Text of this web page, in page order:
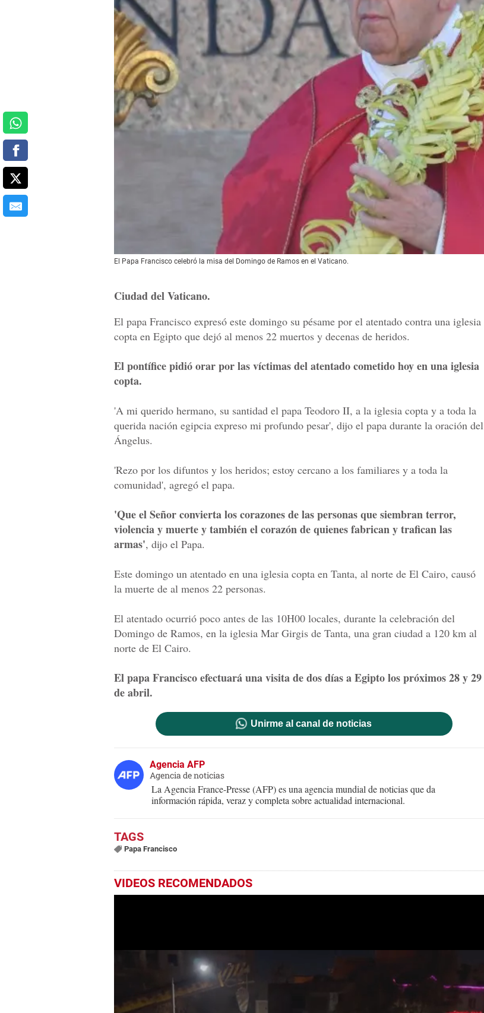
El Papa Francisco celebró la misa del Domingo de Ramos en el Vaticano.
Ciudad del Vaticano.
El papa Francisco expresó este domingo su pésame por el atentado contra una iglesia
copta en Egipto que dejó al menos 22 muertos y decenas de heridos.
El pontífice pidió orar por las víctimas del atentado cometido hoy en una iglesia
copta.
'A mi querido hermano, su santidad el papa Teodoro II, a la iglesia copta y a toda la
querida nación egipcia expreso mi profundo pesar', dijo el papa durante la oración del
Ángelus.
'Rezo por los difuntos y los heridos; estoy cercano a los familiares y a toda la
comunidad', agregó el papa.
'Que el Señor convierta los corazones de las personas que siembran terror,
violencia y muerte y también el corazón de quienes fabrican y trafican las
armas', dijo el Papa.
Este domingo un atentado en una iglesia copta en Tanta, al norte de El Cairo, causó
la muerte de al menos 22 personas.
El atentado ocurrió poco antes de las 10H00 locales, durante la celebración del
Domingo de Ramos, en la iglesia Mar Girgis de Tanta, una gran ciudad a 120 km al
norte de El Cairo.
El papa Francisco efectuará una visita de dos días a Egipto los próximos 28 y 29
de abril.
Unirme al canal de noticias
Agencia AFP
Agencia de noticias
La Agencia France-Presse (AFP) es una agencia mundial de noticias que da
información rápida, veraz y completa sobre actualidad internacional.
Papa Francisco
VIDEOS RECOMENDADOS